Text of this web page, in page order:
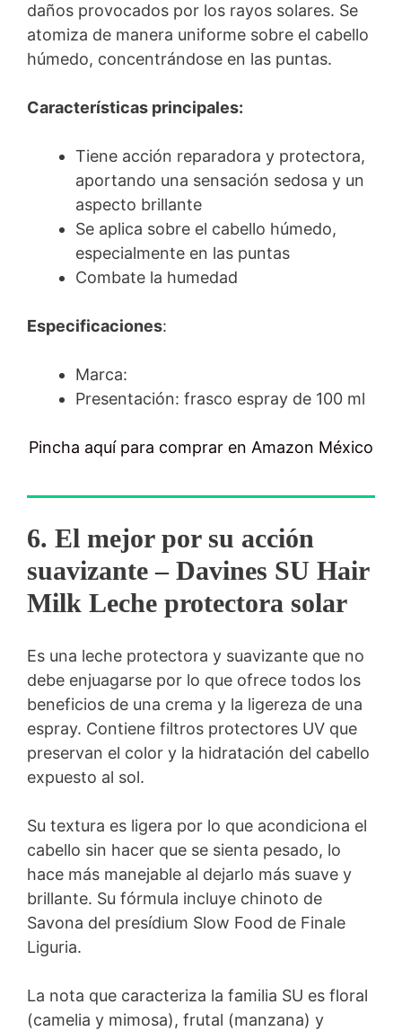
daños provocados por los rayos solares. Se
atomiza de manera uniforme sobre el cabello
húmedo, concentrándose en las puntas.
Características principales:
Tiene acción reparadora y protectora,
aportando una sensación sedosa y un
aspecto brillante
Se aplica sobre el cabello húmedo,
especialmente en las puntas
Combate la humedad
Especificaciones:
Marca:
Presentación: frasco espray de 100 ml
Pincha aquí para comprar en Amazon México
6. El mejor por su acción
suavizante – Davines SU Hair
Milk Leche protectora solar
Es una leche protectora y suavizante que no
debe enjuagarse por lo que ofrece todos los
beneficios de una crema y la ligereza de una
espray. Contiene filtros protectores UV que
preservan el color y la hidratación del cabello
expuesto al sol.
Su textura es ligera por lo que acondiciona el
cabello sin hacer que se sienta pesado, lo
hace más manejable al dejarlo más suave y
brillante. Su fórmula incluye chinoto de
Savona del presídium Slow Food de Finale
Liguria.
La nota que caracteriza la familia SU es floral
(camelia y mimosa), frutal (manzana) y